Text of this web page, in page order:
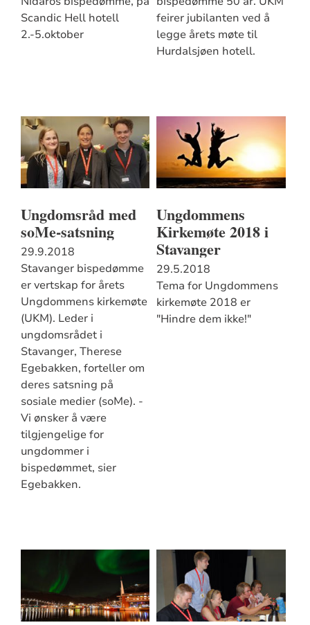
Scandic Hell hotell
2.-5.oktober
feirer jubilanten ved å
legge årets møte til
Hurdalsjøen hotell.
Ungdomsråd med
soMe-satsning
29.9.2018
Stavanger bispedømme
er vertskap for årets
Ungdommens kirkemøte
(UKM). Leder i
ungdomsrådet i
Stavanger, Therese
Egebakken, forteller om
deres satsning på
sosiale medier (soMe). -
Vi ønsker å være
tilgjengelige for
ungdommer i
bispedømmet, sier
Egebakken.
Ungdommens
Kirkemøte 2018 i
Stavanger
29.5.2018
Tema for Ungdommens
kirkemøte 2018 er
"Hindre dem ikke!"